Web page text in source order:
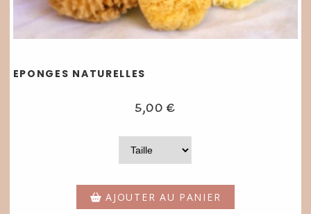
EPONGES NATURELLES
5,00 €
AJOUTER AU PANIER